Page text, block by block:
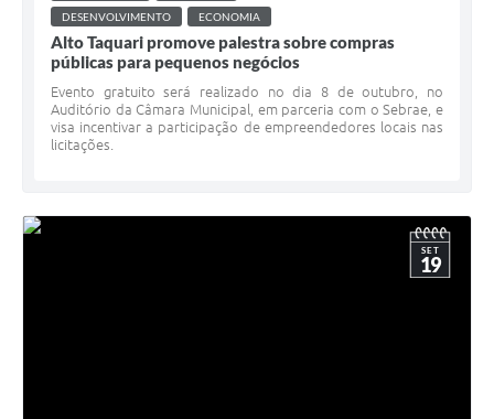
DESENVOLVIMENTO
ECONOMIA
Alto Taquari promove palestra sobre compras
públicas para pequenos negócios
Evento gratuito será realizado no dia 8 de outubro, no
Auditório da Câmara Municipal, em parceria com o Sebrae, e
visa incentivar a participação de empreendedores locais nas
licitações.
SET
19